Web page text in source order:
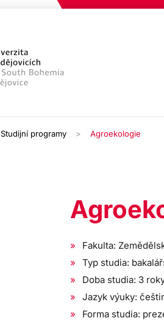
Studijní programy Agroekologie
Fakulta:
Typ studia:
Doba studia: 3
Jazyk výuky:
Forma studia: